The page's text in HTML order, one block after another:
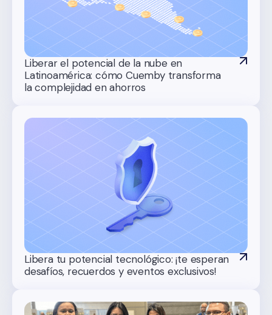
Liberar el potencial de la nube en
Latinoamérica: cómo Cuemby transforma
la complejidad en ahorros
Libera tu potencial tecnológico: ¡te esperan
desafíos, recuerdos y eventos exclusivos!